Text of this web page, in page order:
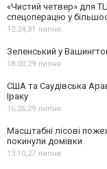
«Чистий четвер» для
спецоперацію у
12:24,31 липня
Зеленський у
18:00,29 липня
США та Саудівська
Іраку
16:26,29 липня
Масштабні лісові
покинули домівки
13:10,27 липня